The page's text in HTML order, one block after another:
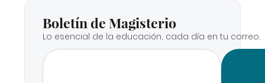
Boletín de Magisterio
Lo esencial de la educación, cada día en tu correo.